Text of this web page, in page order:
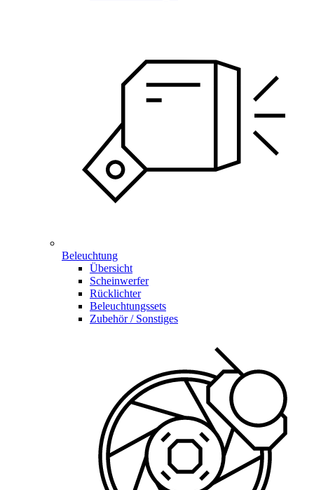
Beleuchtung
Übersicht
Scheinwerfer
Rücklichter
Beleuchtungssets
Zubehör / Sonstiges